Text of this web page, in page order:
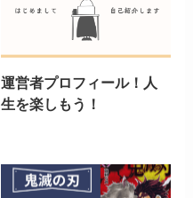
運営者プロフィール！人
生を楽しもう！